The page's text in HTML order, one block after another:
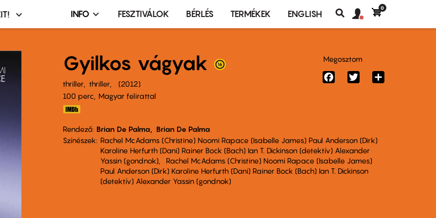
Infó,
terembérlés
menü
INFO FESZTIVÁLOK BÉRLÉS TERMÉKEK ENGLISH
Keresés
fiók
Felhasználói
0
Gyilkos vágyak
thriller thriller
2012
100 perc,
Magyar felirattal
Rendező Brian De Palma
Brian De Palma
Színészek
Rachel McAdams (Christine) Noomi Rapace (Isabelle James) Paul Anderson (Dirk)
Karoline Herfurth (Dani) Rainer Bock (Bach) Ian T. Dickinson (detektív) Alexander
Yassin (gondnok)
Rachel McAdams (Christine) Noomi Rapace (Isabelle James)
Paul Anderson (Dirk) Karoline Herfurth (Dani) Rainer Bock (Bach) Ian T. Dickinson
(detektív) Alexander Yassin (gondnok)
Megosztom
FacebookTwitter